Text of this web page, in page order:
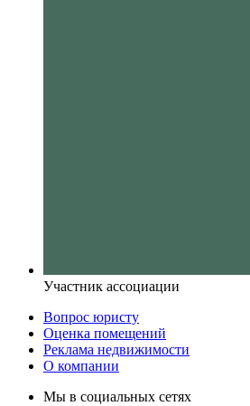
Участник ассоциации
Вопрос юристу
Оценка помещений
Реклама недвижимости
О компании
Мы в социальных сетях